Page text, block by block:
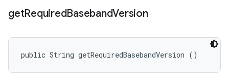
getRequiredBasebandVersion
public String getRequiredBasebandVersion ()